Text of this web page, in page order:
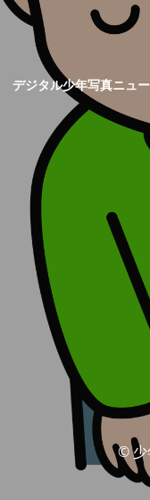
デジタル少年写真ニュ
© 少